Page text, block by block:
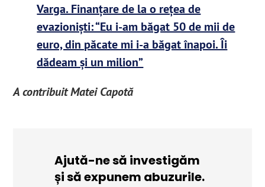
Varga. Finanțare de la o rețea de
evazioniști: “Eu i-am băgat 50 de mii de
euro, din păcate mi i-a băgat înapoi. Îi
dădeam și un milion”
A contribuit Matei Capotă
Ajută-ne să investigăm
și să expunem abuzurile.